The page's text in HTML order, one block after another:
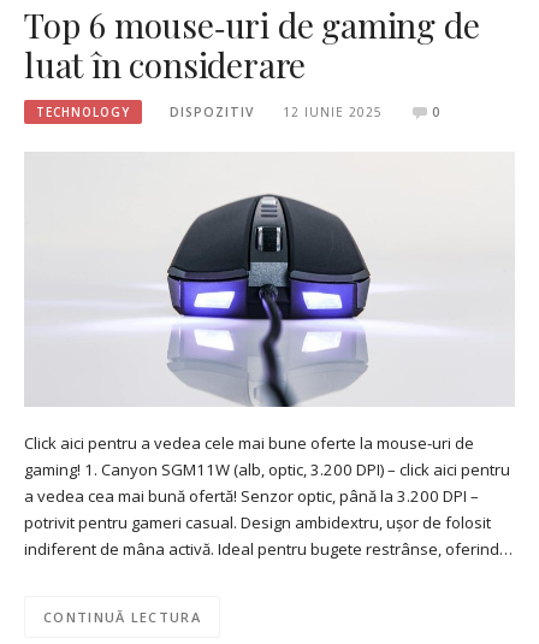
Top 6 mouse‑uri de gaming de
luat în considerare
TECHNOLOGY DISPOZITIV 12 IUNIE 2025 0
Click aici pentru a vedea cele mai bune oferte la mouse-uri de
gaming! 1. Canyon SGM11W (alb, optic, 3.200 DPI) – click aici pentru
a vedea cea mai bună ofertă! Senzor optic, până la 3.200 DPI –
potrivit pentru gameri casual. Design ambidextru, ușor de folosit
indiferent de mâna activă. Ideal pentru bugete restrânse, oferind…
CONTINUĂ LECTURA